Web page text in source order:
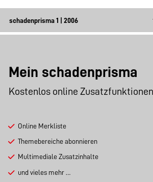
Mein schadenprisma
Kostenlos online
Online Merkliste
Themebereiche abonnieren
Multimediale Zusatzinhalte
und vieles mehr …